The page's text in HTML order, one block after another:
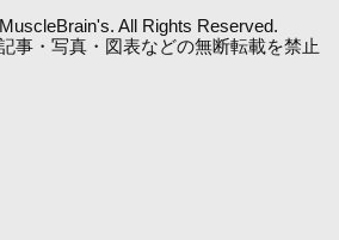
All Rights Reserved.
事・写真・図表などの無断転載を禁止